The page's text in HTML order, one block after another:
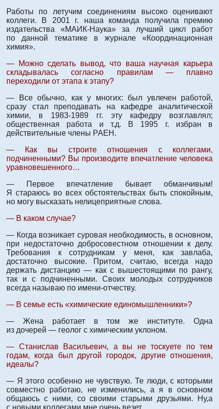
Работы по летучим соединениям высоко оценивают
коллеги. В 2001 г. наша команда получила премию
издательства «МАИК-Наука» за лучший цикл работ
по данной тематике в журнале «Координационная
химия».
— Можно сделать вывод, что ваша научная карьера
складывалась согласно правилам — плавно
переходили от этапа к этапу?
— Все обычно, как у многих: был увлечен работой,
сразу стал преподавать на кафедре аналитической
химии, в 1983-1989 гг. эту кафедру возглавлял;
общественная работа и т.д. В 1995 г. избран в
действительные члены РАЕН.
— Как вы строите отношения с коллегами,
подчиненными? Вы производите впечатление человека
уравновешенного…
— Первое впечатление бывает обманчивым!
Я стараюсь во всех обстоятельствах быть спокойным,
но могу высказать нелицеприятные слова.
— В каком случае?
— Когда возникает суровая необходимость, в основном,
при недостаточно добросовестном отношении к делу.
Требования к сотрудникам у меня, как завлаба,
достаточно высокие. Притом, считаю, всегда надо
держать дистанцию — как с вышестоящими по рангу,
так и с подчиненными. Своих молодых сотрудников
всегда называю по имени-отчеству.
— В семье есть «химические единомышленники»?
— Жена работает в том же институте. Одна
из дочерей — геолог с химическим уклоном.
— Станислав Васильевич, а вы не тоскуете по тем
годам, когда был другой городок, другие отношения,
идеалы?
— Я этого особенно не чувствую. Те люди, с которыми
совместно работаю, не изменились, а я в основном
общаюсь с ними, со своими старыми друзьями. Ну,а